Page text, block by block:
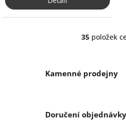
O
á
d
p
35 položek
Kamenné prodejny
Doručení